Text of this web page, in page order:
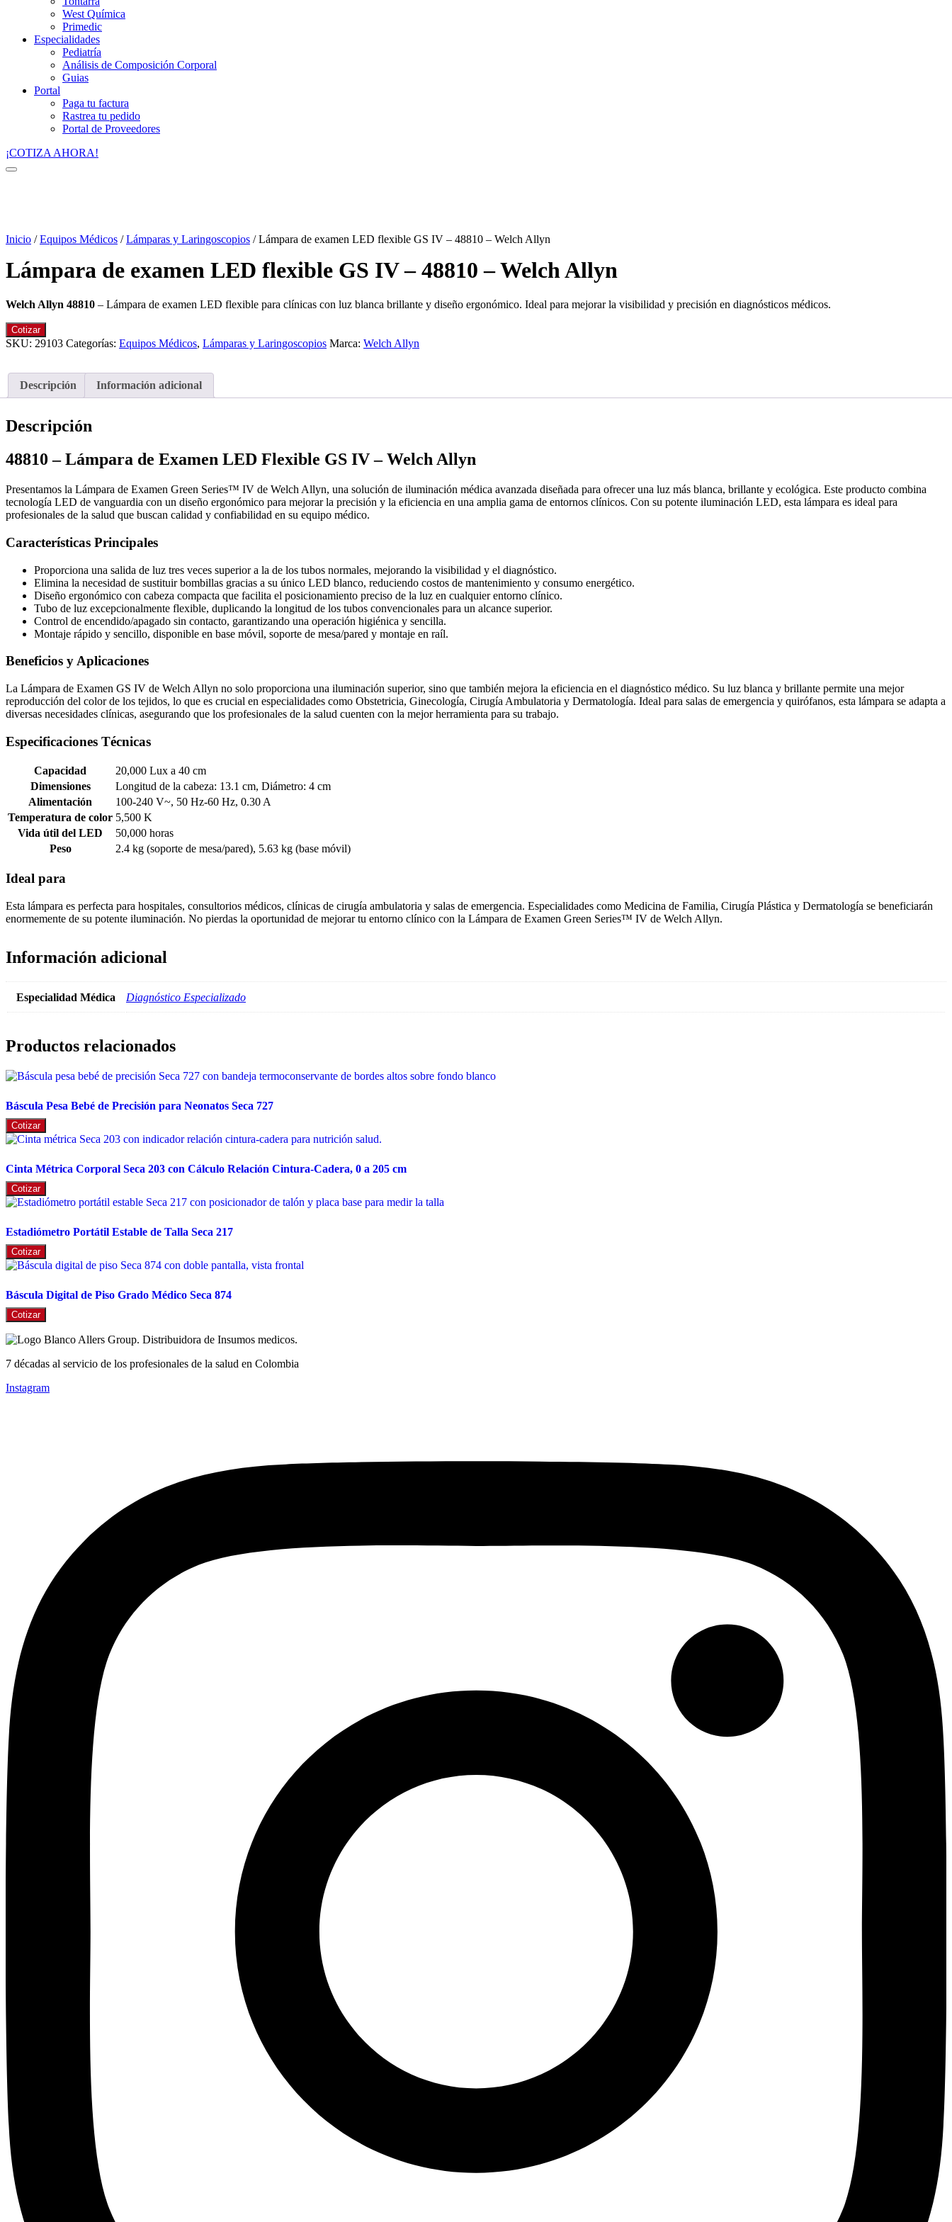
West Química
Primedic
Especialidades
Pediatría
Análisis de Composición Corporal
Guias
Portal
Paga tu factura
Rastrea tu pedido
Portal de Proveedores
¡COTIZA AHORA!
Inicio /Equipos Médicos /Lámparas y Laringoscopios / Lámpara de examen LED flexible GS IV – 48810 – Welch Allyn
Lámpara de examen LED flexible GS IV – 48810 – Welch Allyn
Welch Allyn 48810 – Lámpara de examen LED flexible para clínicas con luz blanca brillante y diseño ergonómico. Ideal para mejorar la visibilidad y precisión en diagnósticos médicos.
Cotizar
SKU: 29103 Categorías: Equipos Médicos, Lámparas y Laringoscopios Marca: Welch Allyn
Descripción Información adicional
Descripción
48810 – Lámpara de Examen LED Flexible GS IV – Welch Allyn
Presentamos la Lámpara de Examen Green Series™ IV de Welch Allyn, una solución de iluminación médica avanzada diseñada para ofrecer una luz más blanca, brillante y ecológica. Este producto combina
tecnología LED de vanguardia con un diseño ergonómico para mejorar la precisión y la eficiencia en una amplia gama de entornos clínicos. Con su potente iluminación LED, esta lámpara es ideal para
profesionales de la salud que buscan calidad y confiabilidad en su equipo médico.
Características Principales
Proporciona una salida de luz tres veces superior a la de los tubos normales, mejorando la visibilidad y el diagnóstico.
Elimina la necesidad de sustituir bombillas gracias a su único LED blanco, reduciendo costos de mantenimiento y consumo energético.
Diseño ergonómico con cabeza compacta que facilita el posicionamiento preciso de la luz en cualquier entorno clínico.
Tubo de luz excepcionalmente flexible, duplicando la longitud de los tubos convencionales para un alcance superior.
Control de encendido/apagado sin contacto, garantizando una operación higiénica y sencilla.
Montaje rápido y sencillo, disponible en base móvil, soporte de mesa/pared y montaje en raíl.
Beneficios y Aplicaciones
La Lámpara de Examen GS IV de Welch Allyn no solo proporciona una iluminación superior, sino que también mejora la eficiencia en el diagnóstico médico. Su luz blanca y brillante permite una mejor
reproducción del color de los tejidos, lo que es crucial en especialidades como Obstetricia, Ginecología, Cirugía Ambulatoria y Dermatología. Ideal para salas de emergencia y quirófanos, esta lámpara se adapta a
diversas necesidades clínicas, asegurando que los profesionales de la salud cuenten con la mejor herramienta para su trabajo.
Especificaciones Técnicas
Capacidad
20,000 Lux a 40 cm
Dimensiones
Longitud de la cabeza: 13.1 cm, Diámetro: 4 cm
Alimentación
100-240 V~, 50 Hz-60 Hz, 0.30 A
Temperatura de color 5,500 K
Vida útil del LED
50,000 horas
Peso
2.4 kg (soporte de mesa/pared), 5.63 kg (base móvil)
Ideal para
Esta lámpara es perfecta para hospitales, consultorios médicos, clínicas de cirugía ambulatoria y salas de emergencia. Especialidades como Medicina de Familia, Cirugía Plástica y Dermatología se beneficiarán
enormemente de su potente iluminación. No pierdas la oportunidad de mejorar tu entorno clínico con la Lámpara de Examen Green Series™ IV de Welch Allyn.
Información adicional
Especialidad Médica Diagnóstico Especializado
Productos relacionados
Báscula Pesa Bebé de Precisión para Neonatos Seca 727
Cotizar
Cinta Métrica Corporal Seca 203 con Cálculo Relación Cintura-Cadera, 0 a 205 cm
Cotizar
Estadiómetro Portátil Estable de Talla Seca 217
Cotizar
Báscula Digital de Piso Grado Médico Seca 874
Cotizar
7 décadas al servicio de los profesionales de la salud en Colombia
Instagram